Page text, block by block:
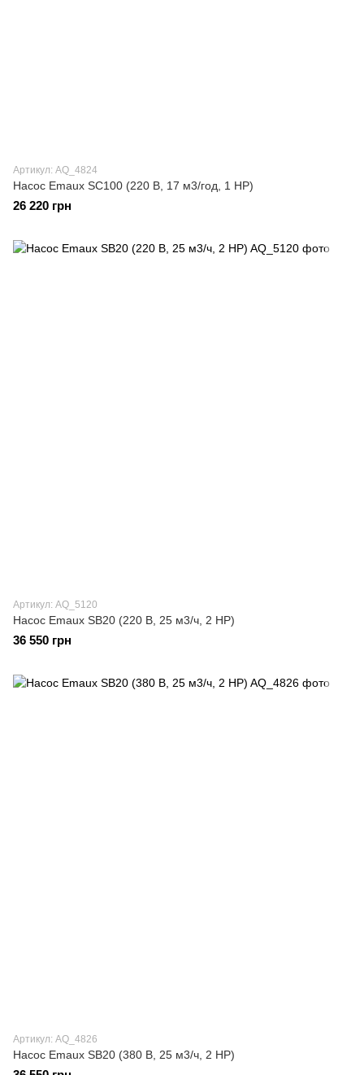
Артикул: AQ_4824
Насос Emaux SC100 (220 В, 17 м3/год, 1 HP)
26 220 грн
Артикул: AQ_5120
Насос Emaux SB20 (220 В, 25 м3/ч, 2 HP)
36 550 грн
Артикул: AQ_4826
Насос Emaux SB20 (380 В, 25 м3/ч, 2 HP)